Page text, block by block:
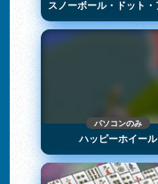
パソコンのみ
ハッピーホイール